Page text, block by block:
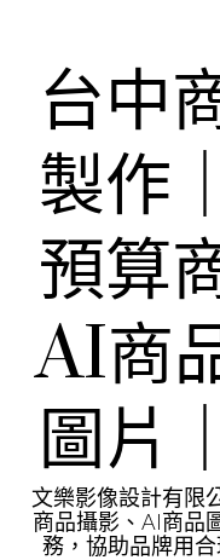
台中
製作
預算
AI商
圖片
文樂影像設計有限
商品攝影、AI商品
務，協助品牌用